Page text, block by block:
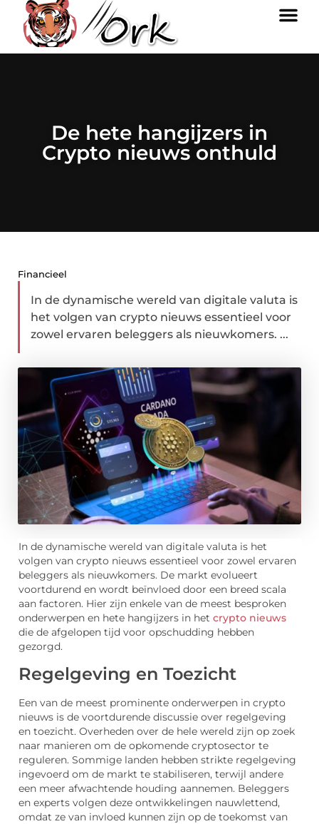
De hete hangijzers in
Crypto nieuws onthuld
Financieel
In de dynamische wereld van digitale valuta is
het volgen van crypto nieuws essentieel voor
zowel ervaren beleggers als nieuwkomers. ...
In de dynamische wereld van digitale valuta is het
volgen van crypto nieuws essentieel voor zowel ervaren
beleggers als nieuwkomers. De markt evolueert
voortdurend en wordt beïnvloed door een breed scala
aan factoren. Hier zijn enkele van de meest besproken
onderwerpen en hete hangijzers in het crypto nieuws
die de afgelopen tijd voor opschudding hebben
gezorgd.
Regelgeving en Toezicht
Een van de meest prominente onderwerpen in crypto
nieuws is de voortdurende discussie over regelgeving
en toezicht. Overheden over de hele wereld zijn op zoek
naar manieren om de opkomende cryptosector te
reguleren. Sommige landen hebben strikte regelgeving
ingevoerd om de markt te stabiliseren, terwijl andere
een meer afwachtende houding aannemen. Beleggers
en experts volgen deze ontwikkelingen nauwlettend,
omdat ze van invloed kunnen zijn op de toekomst van